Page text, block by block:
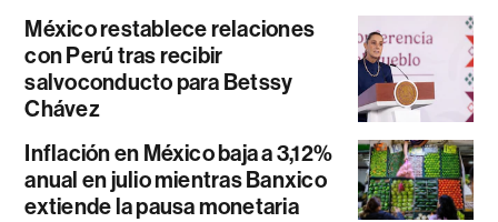
México restablece relaciones
con Perú tras recibir
salvoconducto para Betssy
Chávez
Inflación en México baja a 3,12%
anual en julio mientras Banxico
extiende la pausa monetaria